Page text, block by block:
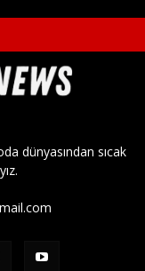
dünyasından sıcak